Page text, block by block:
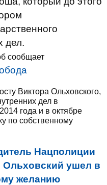
дел.
сообщает
Виктора Ольховского,
дел в
года и в октябре
по собственному
Нацполиции
Ольховский ушел в
желанию